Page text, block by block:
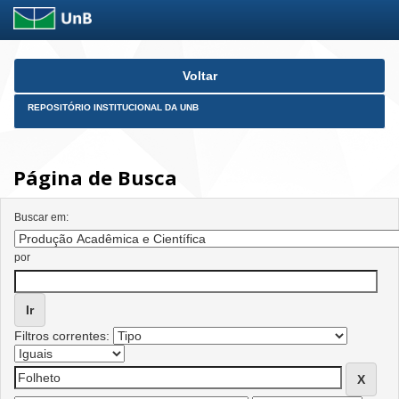
Skip
Voltar
REPOSITÓRIO INSTITUCIONAL DA UNB
Página de Busca
Buscar em:
por
Filtros correntes: